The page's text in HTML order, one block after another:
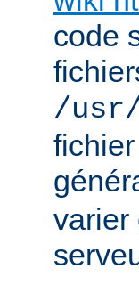
code
/
varier